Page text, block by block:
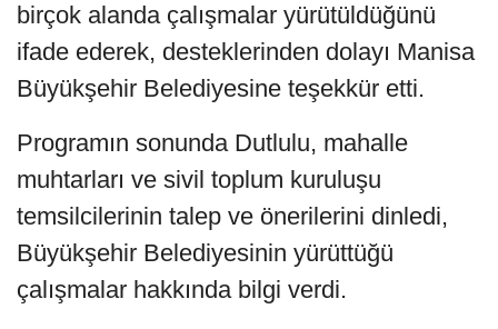
birçok alanda çalışmalar yürütüldüğünü
ifade ederek, desteklerinden dolayı Manisa
Büyükşehir Belediyesine teşekkür etti.
Programın sonunda Dutlulu, mahalle
muhtarları ve sivil toplum kuruluşu
temsilcilerinin talep ve önerilerini dinledi,
Büyükşehir Belediyesinin yürüttüğü
çalışmalar hakkında bilgi verdi.